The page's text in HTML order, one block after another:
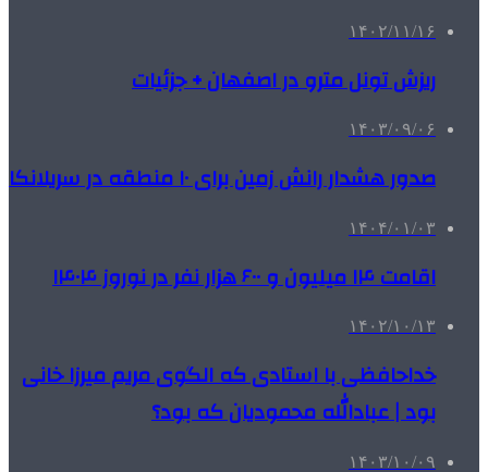
۱۴۰۲/۱۱/۱۶
ریزش تونل مترو در اصفهان + جزئیات
۱۴۰۳/۰۹/۰۶
صدور هشدار رانش زمین برای ۱۰ منطقه در سریلانکا
۱۴۰۴/۰۱/۰۳
اقامت ۱۴ میلیون و ۶۰۰ هزار نفر در نوروز ۱۴۰۴
۱۴۰۲/۱۰/۱۳
خداحافظی با استادی که الگوی مریم میرزا خانی
بود | عبادالله محمودیان که بود؟
۱۴۰۳/۱۰/۰۹